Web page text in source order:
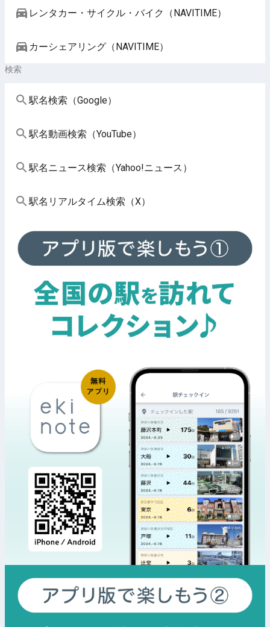
レンタカー・サイクル・バイク（NAVITIME）
カーシェアリング（NAVITIME）
検索
駅名検索（Google）
駅名動画検索（YouTube）
駅名ニュース検索（Yahoo!ニュース）
駅名リアルタイム検索（X）